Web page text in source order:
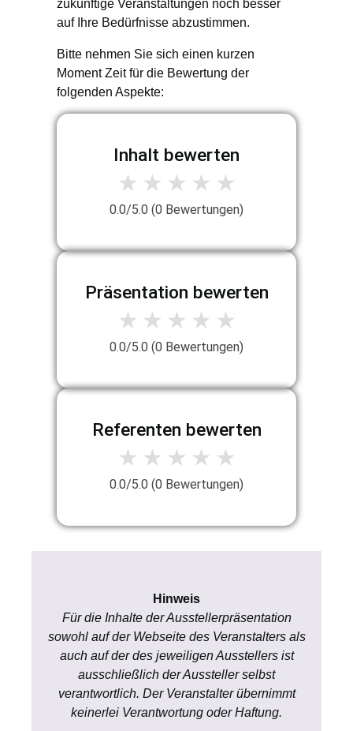
auf Ihre Bedürfnisse abzustimmen.
Bitte nehmen Sie sich einen kurzen
Moment Zeit für die Bewertung der
folgenden Aspekte:
Inhalt bewerten
5 Sterne
★
4 Sterne
★
3 Sterne
★
2 Sterne
★
1 Stern
★
0.0/5.0 (0 Bewertungen)
Präsentation bewerten
5 Sterne
★
4 Sterne
★
3 Sterne
★
2 Sterne
★
1 Stern
★
0.0/5.0 (0 Bewertungen)
Referenten bewerten
5 Sterne
★
4 Sterne
★
3 Sterne
★
2 Sterne
★
1 Stern
★
0.0/5.0 (0 Bewertungen)
Hinweis
Für die Inhalte der Ausstellerpräsentation
sowohl auf der Webseite des Veranstalters als
auch auf der des jeweiligen Ausstellers ist
ausschließlich der Aussteller selbst
verantwortlich. Der Veranstalter übernimmt
keinerlei Verantwortung oder Haftung.